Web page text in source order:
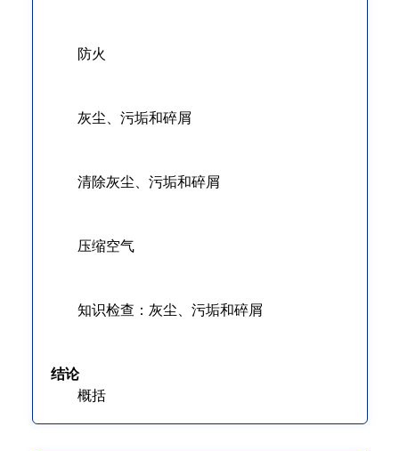
防火
灰尘、污垢和碎屑
清除灰尘、污垢和碎屑
压缩空气
知识检查：灰尘、污垢和碎屑
结论
概括